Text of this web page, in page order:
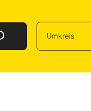
Finden Umkreis